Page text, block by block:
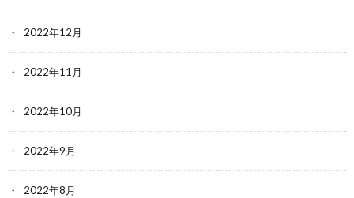
2022年12月
2022年11月
2022年10月
2022年9月
2022年8月